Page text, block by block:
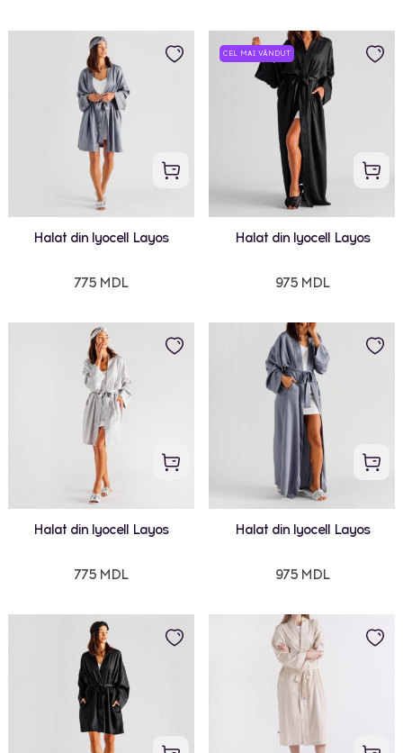
Halat din lyocell Layos
775 MDL
CEL MAI VÂNDUT
Halat din lyocell Layos
975 MDL
Halat din lyocell Layos
775 MDL
Halat din lyocell Layos
975 MDL